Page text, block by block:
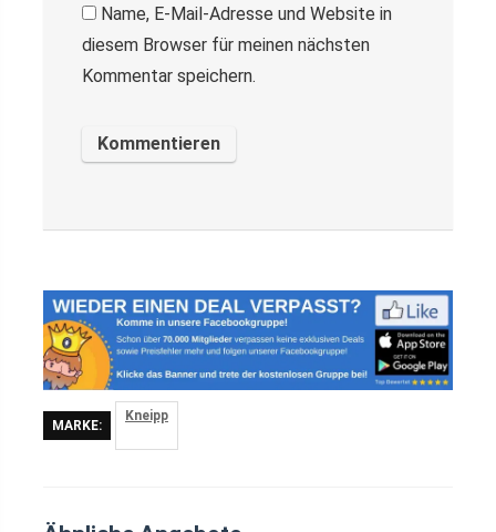
Name, E-Mail-Adresse und Website in
diesem Browser für meinen nächsten
Kommentar speichern.
MARKE:
Kneipp